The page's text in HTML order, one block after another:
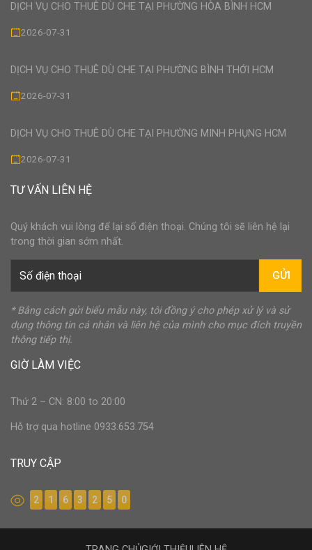
DỊCH VỤ CHO THUÊ DÙ CHE TẠI PHƯỜNG HÒA BÌNH HCM
2026-07-31
DỊCH VỤ CHO THUÊ DÙ CHE TẠI PHƯỜNG BÌNH THỚI HCM
2026-07-31
DỊCH VỤ CHO THUÊ DÙ CHE TẠI PHƯỜNG MINH PHỤNG HCM
2026-07-31
TƯ VẤN LIÊN HỆ
Quý khách vui lòng để lại số điện thoại. Chúng tôi sẽ liên hệ lại
trong thời gian sớm nhất.
GỬI
* Bằng cách gửi biểu mẫu này, tôi đồng ý cho phép xử lý và sử
dụng thông tin cá nhân và liên hệ của mình cho mục đích truyền
thông tiếp thị.
GIỜ LÀM VIỆC
Thứ 2 – CN: 8:00 to 20:00
Hỗ trợ qua hotline 0933.653.754
TRUY CẬP
2 1 6 3 2 5 0